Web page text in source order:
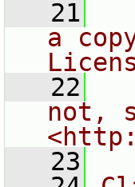
   21
a
   22
not,
   23